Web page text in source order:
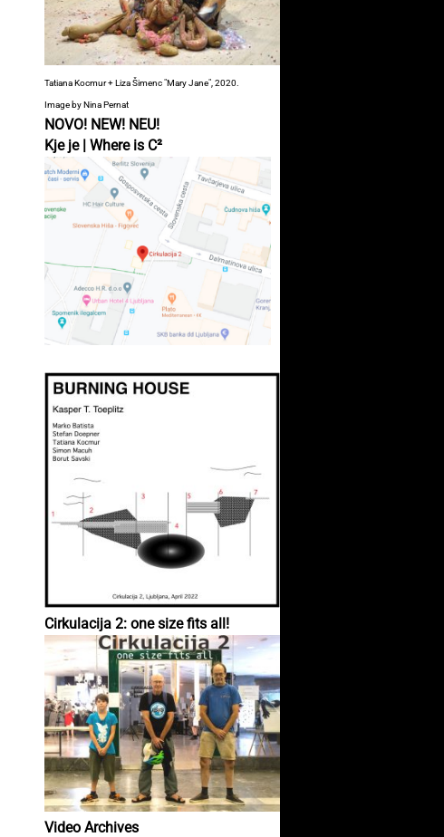
Tatiana Kocmur + Liza Šimenc "Mary Jane", 2020.
Image by Nina Pernat
NOVO! NEW! NEU!
Kje je | Where is C²
Cirkulacija 2: one size fits all!
Video Archives